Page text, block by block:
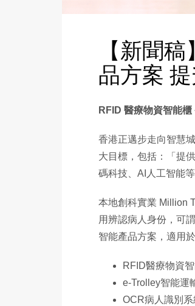
【新聞
品方案
RFID 醫療物資智能
香港正邁步走向智慧
大目標，包括：「提
碼科技、AI人工智能
本地創科實業 Million
用辨認病人身份，可
智能產品方案，適用
RFID醫療物資
e-Trolley智能運
OCR病人識別系